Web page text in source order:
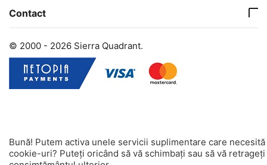
Contact
© 2000 - 2026 Sierra Quadrant.
Bună! Putem activa unele servicii suplimentare care necesită
cookie-uri? Puteți oricând să vă schimbați sau să vă retrageți